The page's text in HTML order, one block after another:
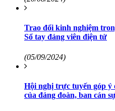
Trao đổi kinh nghiệm
Sổ tay đảng viên điện tử
(05/09/2024)
Hội nghị trực tuyến góp ý
của đảng đoàn, ban cán